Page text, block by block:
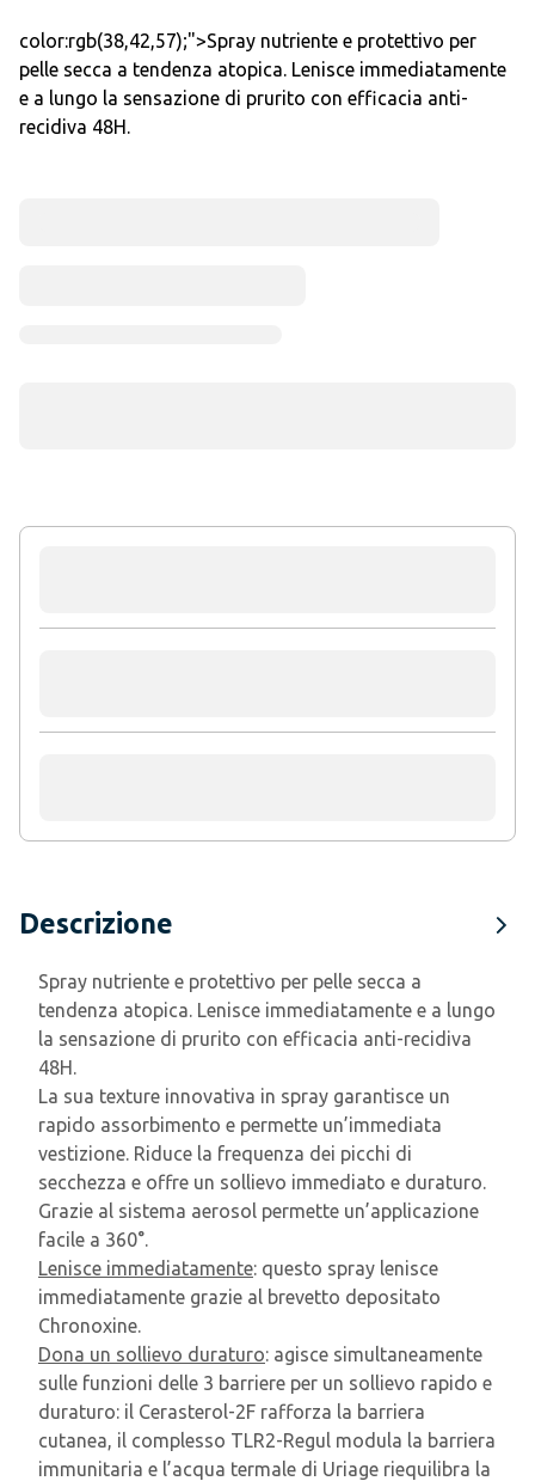
color:rgb(38,42,57);">Spray nutriente e protettivo per
pelle secca a tendenza atopica. Lenisce immediatamente
e a lungo la sensazione di prurito con efficacia anti-
recidiva 48H.
Descrizione
Spray nutriente e protettivo per pelle secca a
tendenza atopica. Lenisce immediatamente e a lungo
la sensazione di prurito con efficacia anti-recidiva
48H.
La sua texture innovativa in spray garantisce un
rapido assorbimento e permette un’immediata
vestizione. Riduce la frequenza dei picchi di
secchezza e offre un sollievo immediato e duraturo.
Grazie al sistema aerosol permette un’applicazione
facile a 360°.
Lenisce immediatamente: questo spray lenisce
immediatamente grazie al brevetto depositato
Chronoxine.
Dona un sollievo duraturo: agisce simultaneamente
sulle funzioni delle 3 barriere per un sollievo rapido e
duraturo: il Cerasterol-2F rafforza la barriera
cutanea, il complesso TLR2-Regul modula la barriera
immunitaria e l’acqua termale di Uriage riequilibra la